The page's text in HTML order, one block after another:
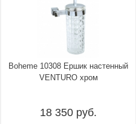
Boheme 10308 Ершик настенный
VENTURO хром
18 350 руб.